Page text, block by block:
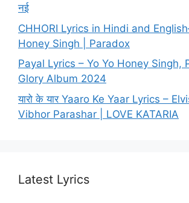
नई
CHHORI Lyrics in Hindi and
Honey Singh | Paradox
Payal Lyrics – Yo Yo Honey Singh,
Glory Album 2024
यारो के यार Yaaro Ke Yaar Lyrics –
Vibhor Parashar | LOVE KATARIA
Latest Lyrics